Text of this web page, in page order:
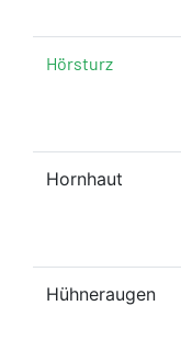
Hörsturz
Hornhaut
Hühneraugen